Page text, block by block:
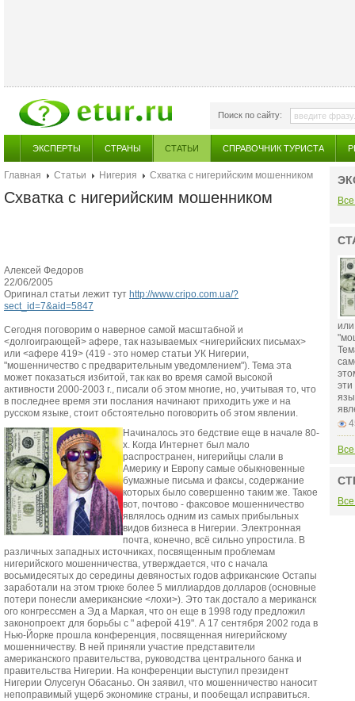
Поиск по сайту:
ЭКСПЕРТЫ СТРАНЫ СТАТЬИ СПРАВОЧНИК ТУРИСТА
Главная Статьи Нигерия Схватка с нигерийским мошенником
Схватка с нигерийским мошенником
Алексей Федоров
22/06/2005
Оригинал статьи лежит тут http://www.cripo.com.ua/?
sect_id=7&aid=5847
Сегодня поговорим о наверное самой масштабной и
<долгоиграющей> афере, так называемых <нигерийских письмах>
или <афере 419> (419 - это номер статьи УК Нигерии,
"мошенничество с предварительным уведомлением"). Тема эта
может показаться избитой, так как во время самой высокой
активности 2000-2003 г., писали об этом многие, но, учитывая то, что
в последнее время эти послания начинают приходить уже и на
русском языке, стоит обстоятельно поговорить об этом явлении.
Начиналось это бедствие еще в начале 80-
х. Когда Интернет был мало
распространен, нигерийцы слали в
Америку и Европу самые обыкновенные
бумажные письма и факсы, содержание
которых было совершенно таким же. Такое
вот, почтово - факсовое мошенничество
являлось одним из самых прибыльных
видов бизнеса в Нигерии. Электронная
почта, конечно, всё сильно упростила. В
различных западных источниках, посвященным проблемам
нигерийского мошенничества, утверждается, что с начала
восьмидесятых до середины девяностых годов африканские Остапы
заработали на этом трюке более 5 миллиардов долларов (основные
потери понесли американские <лохи>). Это так достало а мериканск
ого конгрессмен а Эд а Маркая, что он еще в 1998 году предложил
законопроект для борьбы с " аферой 419". А 17 сентября 2002 года в
Нью-Йорке прошла конференция, посвященная нигерийскому
мошенничеству. В ней приняли участие представители
американского правительства, руководства центрального банка и
правительства Нигерии. На конференции выступил президент
Нигерии Олусегун Обасаньо. Он заявил, что мошенничество наносит
непоправимый ущерб экономике страны, и пообещал исправиться.